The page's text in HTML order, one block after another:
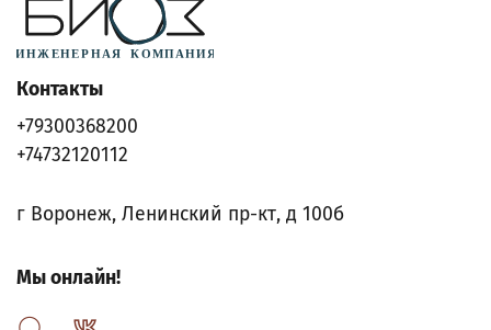
Контакты
+79300368200
+74732120112
г Воронеж, Ленинский пр-кт, д 100б
Мы онлайн!